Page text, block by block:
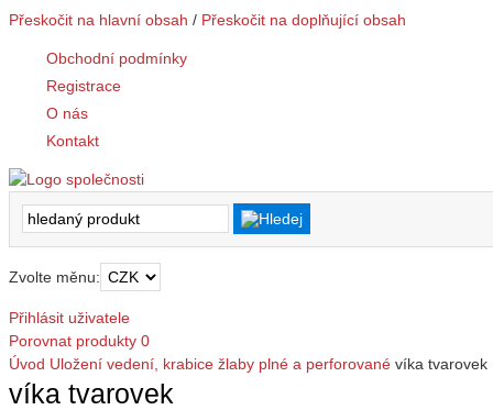
Přeskočit na hlavní obsah / Přeskočit na doplňující obsah
Obchodní podmínky
Registrace
O nás
Kontakt
Zvolte měnu:
Přihlásit uživatele
Porovnat produkty 0
Úvod Uložení vedení, krabice žlaby plné a perforované víka tvarovek
víka tvarovek